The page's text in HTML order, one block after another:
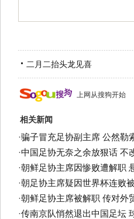
二月二抬头龙见喜
上网从搜狗开始
相关新闻
·骗子冒充足协副主席 公然勒
·中国足协无奈之余放狠话 不
·朝鲜足协主席因惨败遭解职
·朝足协主席疑因世界杯连败
·朝鲜足协主席被解职 传对外
·传南京队悄然退出中国足坛